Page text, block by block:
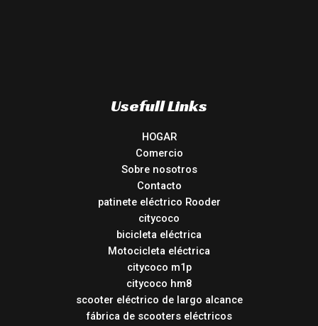
Usefull Links
HOGAR
Comercio
Sobre nosotros
Contacto
patinete eléctrico Rooder
citycoco
bicicleta eléctrica
Motocicleta eléctrica
citycoco m1p
citycoco hm8
scooter eléctrico de largo alcance
fábrica de scooters eléctricos